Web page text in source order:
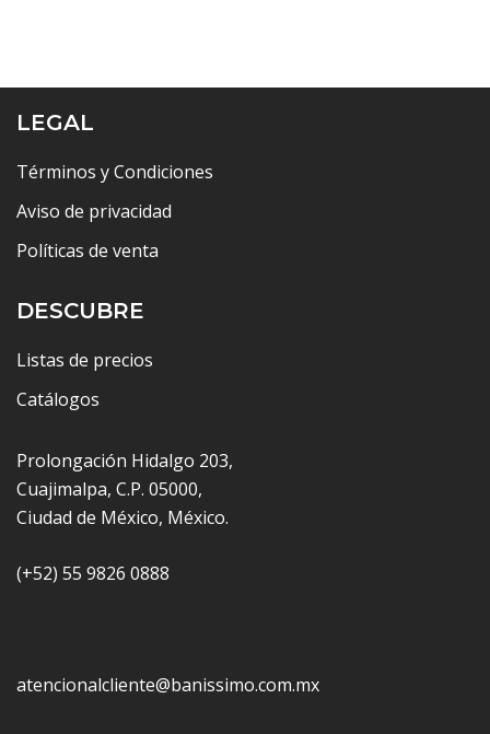
LEGAL
Términos y Condiciones
Aviso de privacidad
Políticas de venta
DESCUBRE
Listas de precios
Catálogos
Prolongación Hidalgo 203,
Cuajimalpa, C.P. 05000,
Ciudad de México, México.
(+52) 55 9826 0888
atencionalcliente@banissimo.com.mx